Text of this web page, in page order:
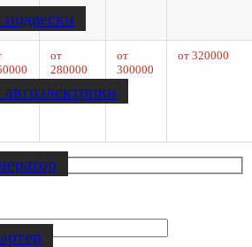
от
280000
от
300000
от 320000